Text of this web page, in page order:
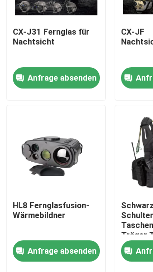
Produkte
Videos
Über uns
Qualitätskontrolle
Neuigkeiten
Bitte um ein Angebot
Militärische taktische Abnutzung
CX-J31 Fernglas für
Nachtsicht
Anfrage absenden
CX-JF
HL8 Fernglasfusion-
Wärmebildner
Anfrage absenden
Träger